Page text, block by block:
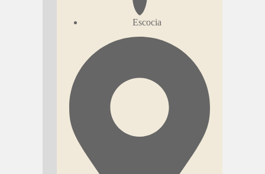
Escocia